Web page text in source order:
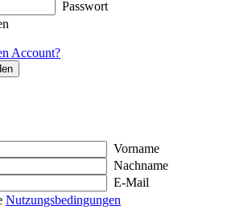
Passwort
Account?
Vorname
Nachname
E-Mail
Nutzungsbedingungen